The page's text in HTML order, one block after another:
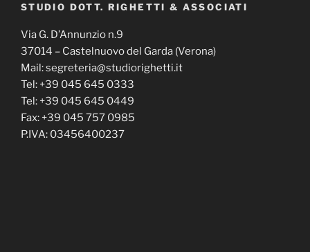
STUDIO DOTT. RIGHETTI & ASSOCIATI
Via G. D’Annunzio n.9
37014 – Castelnuovo del Garda (Verona)
Mail: segreteria@studiorighetti.it
Tel: +39 045 645 0333
Tel: +39 045 645 0449
Fax: +39 045 757 0985
P.IVA: 03456400237